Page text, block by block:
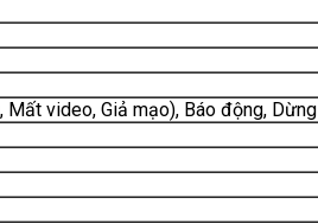
Mất video, Giả mạo), Báo động, Dừng